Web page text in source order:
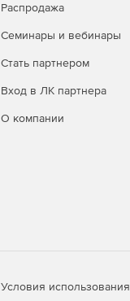
Распродажа
Семинары и вебинары
Стать партнером
Вход в ЛК партнера
О компании
Условия использования